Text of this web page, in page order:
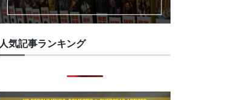
人気記事ランキング